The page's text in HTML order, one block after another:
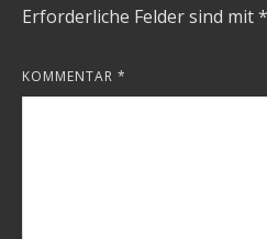
Erforderliche Felder sind mit*
KOMMENTAR *